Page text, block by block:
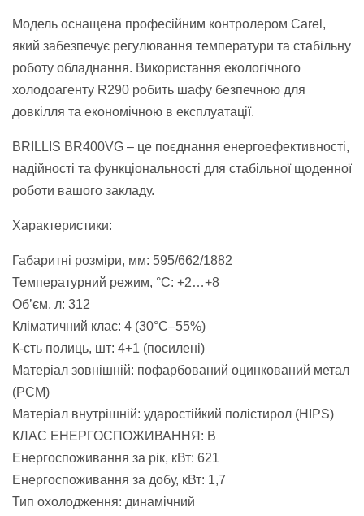
Модель оснащена професійним контролером Carel,
який забезпечує регулювання температури та стабільну
роботу обладнання. Використання екологічного
холодоагенту R290 робить шафу безпечною для
довкілля та економічною в експлуатації.
BRILLIS BR400VG – це поєднання енергоефективності,
надійності та функціональності для стабільної щоденної
роботи вашого закладу.
Характеристики:
Габаритні розміри, мм: 595/662/1882
Температурний режим, °C: +2…+8
Об’єм, л: 312
Кліматичний клас: 4 (30°C–55%)
К-сть полиць, шт: 4+1 (посилені)
Матеріал зовнішній: пофарбований оцинкований метал
(PCM)
Матеріал внутрішній: ударостійкий полістирол (HIPS)
КЛАС ЕНЕРГОСПОЖИВАННЯ: B
Енергоспоживання за рік, кВт: 621
Енергоспоживання за добу, кВт: 1,7
Тип охолодження: динамічний